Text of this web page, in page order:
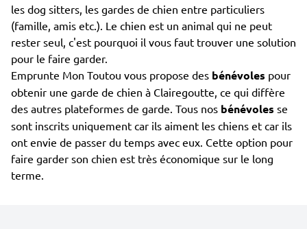
les dog sitters, les gardes de chien entre particuliers
(famille, amis etc.). Le chien est un animal qui ne peut
rester seul, c'est pourquoi il vous faut trouver une solution
pour le faire garder.
Emprunte Mon Toutou vous propose des bénévoles pour
obtenir une garde de chien à Clairegoutte, ce qui diffère
des autres plateformes de garde. Tous nos bénévoles se
sont inscrits uniquement car ils aiment les chiens et car ils
ont envie de passer du temps avec eux. Cette option pour
faire garder son chien est très économique sur le long
terme.